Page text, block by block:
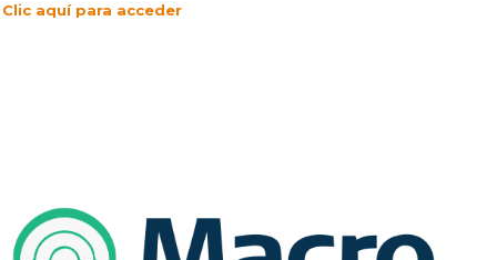
Clic aquí para acceder